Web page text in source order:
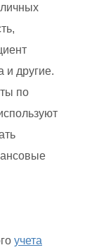
и другие.
по
учета